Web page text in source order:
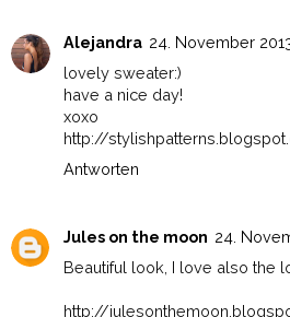
Alejandra 24. November
lovely sweater:)
have a nice day!
xoxo
http://
Antworten
Jules on the moon 24.
Beautiful look, I love also the
http://